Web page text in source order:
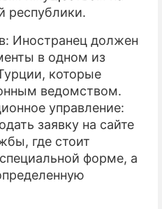
республики.
Иностранец должен
в одном из
которые
ведомством.
управление:
заявку на сайте
где стоит
форме, а